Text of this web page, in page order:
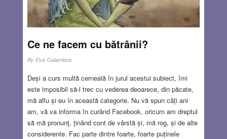
Ce ne facem cu bătrânii?
By Eva Galambos
Deși a curs multă cerneală în jurul acestui subiect, îmi
este imposibil să-l trec cu vederea deoarece, din păcate,
mă aflu și eu în această categorie. Nu vă spun câți ani
am, vă va informa în curând Facebook, oricum am dreptul
să mă pronunț, ținând cont de vârstă și, mă rog, și de alte
considerente. Fac parte dintre foarte, foarte puținele